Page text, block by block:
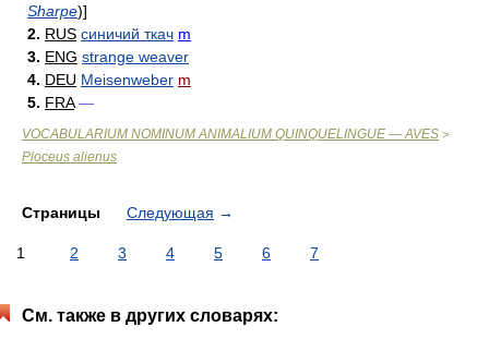
Sharpe)]
2. RUS синичий ткач m
3. ENG strange weaver
4. DEU Meisenweber m
5. FRA —
VOCABULARIUM NOMINUM ANIMALIUM QUINQUELINGUE — AVES >
Ploceus alienus
Страницы Следующая →
1 2 3 4 5 6 7
См. также в других словарях: